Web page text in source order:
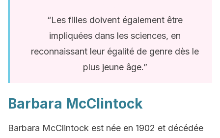
“Les filles doivent également être
impliquées dans les sciences, en
reconnaissant leur égalité de genre dès le
plus jeune âge.”
Barbara McClintock
Barbara McClintock est née en 1902 et décédée